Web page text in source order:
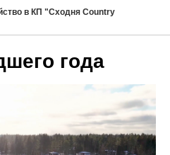
в КП "Сходня Country
года